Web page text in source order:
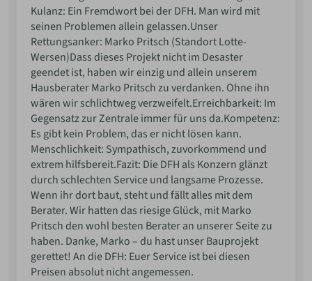
Kulanz: Ein Fremdwort bei der DFH. Man wird mit
seinen Problemen allein gelassen. ​Unser
Rettungsanker: Marko Pritsch (Standort Lotte-
Wersen) ​Dass dieses Projekt nicht im Desaster
geendet ist, haben wir einzig und allein unserem
Hausberater Marko Pritsch zu verdanken. Ohne ihn
wären wir schlichtweg verzweifelt. ​Erreichbarkeit: Im
Gegensatz zur Zentrale immer für uns da. ​Kompetenz:
Es gibt kein Problem, das er nicht lösen kann. ​
Menschlichkeit: Sympathisch, zuvorkommend und
extrem hilfsbereit. ​Fazit: Die DFH als Konzern glänzt
durch schlechten Service und langsame Prozesse.
Wenn ihr dort baut, steht und fällt alles mit dem
Berater. Wir hatten das riesige Glück, mit Marko
Pritsch den wohl besten Berater an unserer Seite zu
haben. Danke, Marko – du hast unser Bauprojekt
gerettet! An die DFH: Euer Service ist bei diesen
Preisen absolut nicht angemessen.